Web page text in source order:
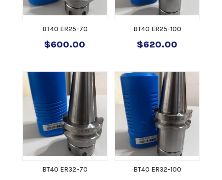
BT40 ER25-70
$600.00
BT40 ER25-100
$620.00
BT40 ER32-70 BT40 ER32-100